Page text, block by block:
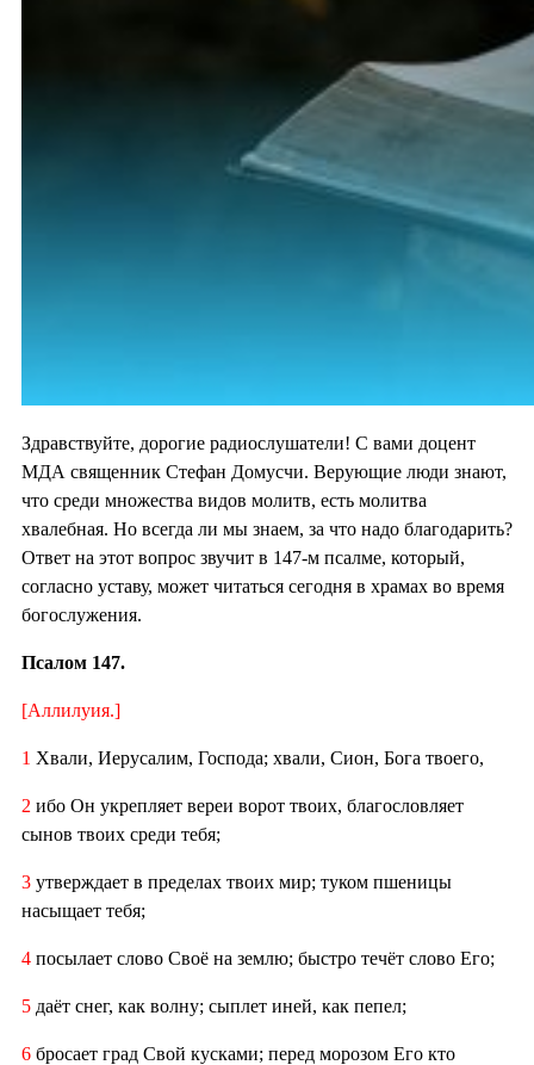
Здравствуйте, дорогие радиослушатели! С вами доцент
МДА священник Стефан Домусчи. Верующие люди знают,
что среди множества видов молитв, есть молитва
хвалебная. Но всегда ли мы знаем, за что надо благодарить?
Ответ на этот вопрос звучит в 147-м псалме, который,
согласно уставу, может читаться сегодня в храмах во время
богослужения.
Псалом 147.
[Аллилуия.]
1 Хвали, Иерусалим, Господа; хвали, Сион, Бога твоего,
2 ибо Он укрепляет вереи ворот твоих, благословляет
сынов твоих среди тебя;
3 утверждает в пределах твоих мир; туком пшеницы
насыщает тебя;
4 посылает слово Своё на землю; быстро течёт слово Его;
5 даёт снег, как волну; сыплет иней, как пепел;
6 бросает град Свой кусками; перед морозом Его кто